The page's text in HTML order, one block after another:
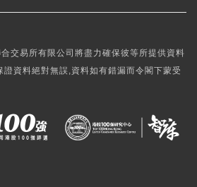
交易所有限公司將盡力確保彼等所提供資料
資料絕對無誤,資料如有錯漏而令閣下蒙受